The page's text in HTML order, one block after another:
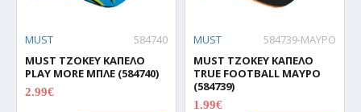
MUST
584740
MUST ΤΖΟΚΕΥ ΚΑΠΕΛΟ
PLAY MORE ΜΠΛΕ (584740)
2.99€
MUST
584739-ΜΑΥΡΟ
MUST ΤΖΟΚΕΥ ΚΑΠΕΛΟ
TRUE FOOTBALL ΜΑΥΡΟ
(584739)
1.99€